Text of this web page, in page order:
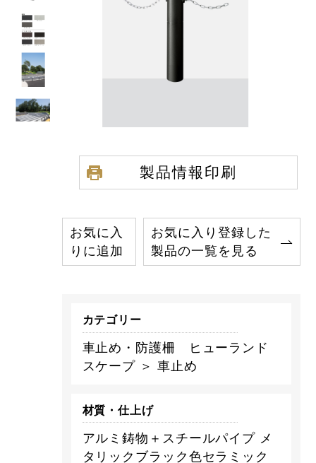
製品情報印刷
お気に入
りに追加
お気に入り登録した
製品の一覧を見る
カテゴリー
車止め・防護柵 ヒューランド
スケープ ＞ 車止め
材質・仕上げ
アルミ鋳物＋スチールパイプ メ
タリックブラック色セラミック